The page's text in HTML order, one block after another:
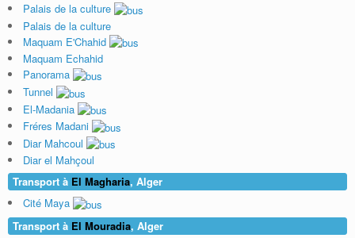
Palais de la culture
Palais de la culture
Maquam E'Chahid
Maquam Echahid
Panorama
Tunnel
El-Madania
Fréres Madani
Diar Mahcoul
Diar el Mahçoul
Transport à El Magharia, Alger
Cité Maya
Transport à El Mouradia, Alger